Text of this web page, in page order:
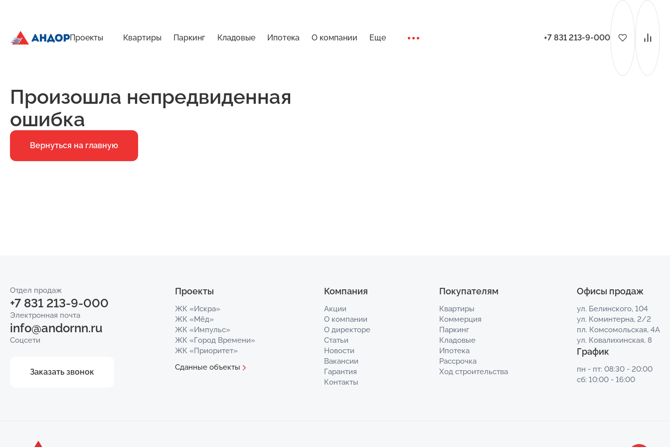
Проекты Квартиры Паркинг Кладовые Ипотека О компании Еще +7 831 213-9-000
Произошла непредвиденная
ошибка
Вернуться на главную
Отдел продаж
+7 831 213-9-000
Электронная почта
info@andornn.ru
Соцсети
Заказать звонок
Проекты
ЖК «Искра»
ЖК «Мёд»
ЖК «Импульс»
ЖК «Город Времени»
ЖК «Приоритет»
Сданные объекты
Компания
Акции
О компании
О директоре
Статьи
Новости
Вакансии
Гарантия
Контакты
Покупателям
Квартиры
Коммерция
Паркинг
Кладовые
Ипотека
Рассрочка
Ход строительства
Офисы продаж
ул. Белинского, 104
ул. Коминтерна, 2/2
пл. Комсомольская, 4А
ул. Ковалихинская, 8
График
пн - пт: 08:30 - 20:00
сб: 10:00 - 16:00